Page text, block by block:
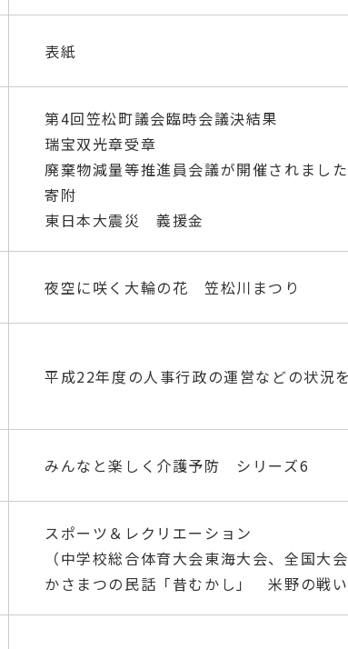
表紙
第4回笠松町議会臨時会議決結果
瑞宝双光章受章
廃棄物減量等推進員会議が開催されました
寄附
東日本大震災 義援金
夜空に咲く大輪の花 笠松川まつり
平成22年度の人事行政の運営などの状況
みんなと楽しく介護予防 シリーズ6
スポーツ＆レクリエーション
（中学校総合体育大会東海大会、全国大会
かさまつの民話「昔むかし」 米野の戦